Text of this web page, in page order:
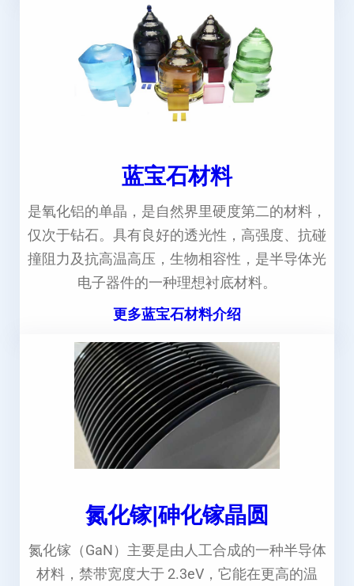
蓝宝石材料
是氧化铝的单晶，是自然界里硬度第二的材料，
仅次于钻石。具有良好的透光性，高强度、抗碰
撞阻力及抗高温高压，生物相容性，是半导体光
电子器件的一种理想衬底材料。
更多蓝宝石材料介绍
氮化镓|砷化镓晶圆
氮化镓（GaN）主要是由人工合成的一种半导体
材料，禁带宽度大于 2.3eV，它能在更高的温